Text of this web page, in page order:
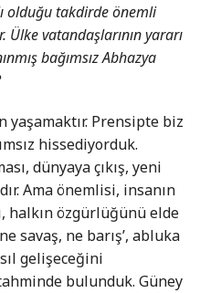
olduğu takdirde önemli
vatandaşlarının yararı
bağımsız Abhazya
yaşamaktır. Prensipte biz
hissediyorduk.
dünyaya çıkış, yeni
Ama önemlisi, insanın
halkın özgürlüğünü elde
savaş, ne barış’, abluka
gelişeceğini
bulunduk. Güney